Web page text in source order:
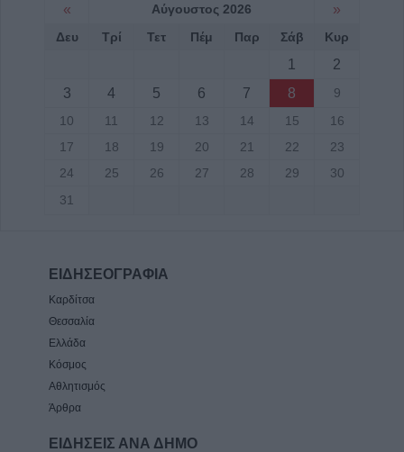
« Αύγουστος 2026 »
Δευ Τρί Τετ Πέμ Παρ Σάβ Κυρ
1
2
3
4 5 6 7 8
9
10
11 12 13 14 15
16
17
18 19 20 21 22
23
24
25 26 27 28 29
30
31
ΕΙΔΗΣΕΟΓΡΑΦΙΑ
Καρδίτσα
Θεσσαλία
Ελλάδα
Κόσμος
Αθλητισμός
Άρθρα
ΕΙΔΗΣΕΙΣ ΑΝΑ ΔΗΜΟ